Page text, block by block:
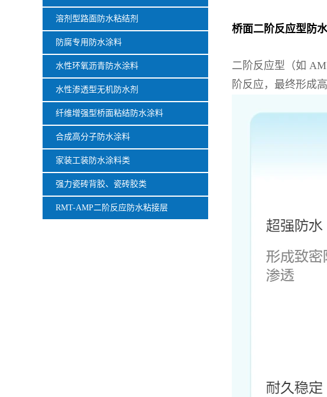
溶剂型路面防水粘结剂
防腐专用防水涂料
水性环氧沥青防水涂料
水性渗透型无机防水剂
纤维增强型桥面粘结防水涂料
合成高分子防水涂料
家装工装防水涂料类
强力瓷砖背胶、瓷砖胶类
RMT-AMP二阶反应防水粘接层
桥面二阶反应型防
二阶反应型（如
阶反应，最终形成